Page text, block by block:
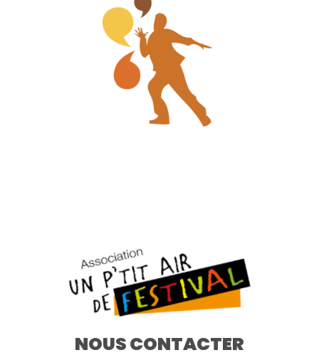
NOUS CONTACTER